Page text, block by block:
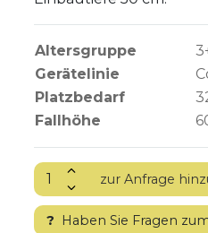
Altersgruppe
Gerätelinie
Platzbedarf
Fallhöhe
? Haben Sie Fragen